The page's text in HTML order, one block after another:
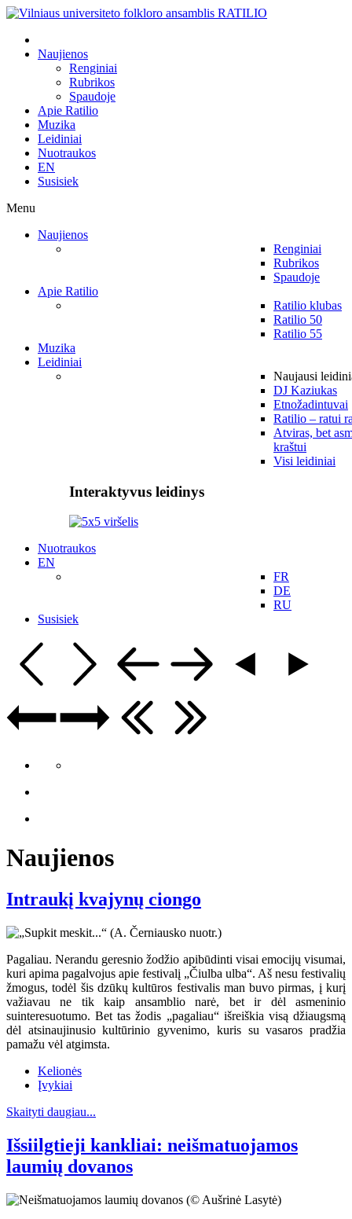
Naujienos
Renginiai
Rubrikos
Spaudoje
Apie Ratilio
Muzika
Leidiniai
Nuotraukos
EN
Susisiek
Menu
Naujienos
Renginiai
Rubrikos
Spaudoje
Apie Ratilio
Ratilio klubas
Ratilio 50
Ratilio 55
Muzika
Leidiniai
Naujausi
DJ Kaziukas
Etnožadintuvai
Ratilio – ratui
Atviras, bet
kraštui
Visi leidiniai
Interaktyvus leidinys
Nuotraukos
EN
FR
DE
RU
Susisiek
Naujienos
Intraukį kvajynų ciongo
Pagaliau. Nerandu geresnio žodžio apibūdinti visai emocijų visumai,
kuri apima pagalvojus apie festivalį „Čiulba ulba“. Aš nesu festivalių
žmogus, todėl šis dzūkų kultūros festivalis man buvo pirmas, į kurį
važiavau ne tik kaip ansamblio narė, bet ir dėl asmeninio
suinteresuotumo. Bet tas žodis „pagaliau“ išreiškia visą džiaugsmą
dėl atsinaujinusio kultūrinio gyvenimo, kuris su vasaros pradžia
pamažu vėl atgimsta.
Kelionės
Įvykiai
Skaityti daugiau...
Išsiilgtieji kankliai: neišmatuojamos
laumių dovanos